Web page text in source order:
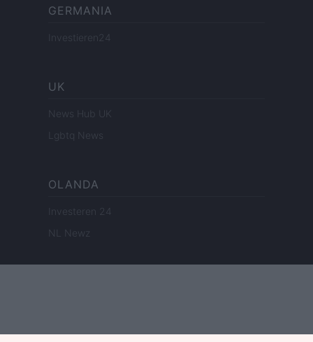
GERMANIA
Investieren24
UK
News Hub UK
Lgbtq News
OLANDA
Investeren 24
NL Newz